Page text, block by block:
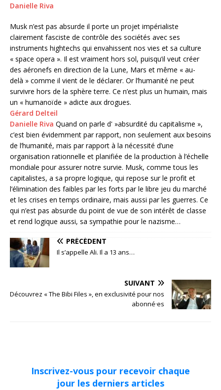
Danielle Riva
Musk n’est pas absurde il porte un projet impérialiste
clairement fasciste de contrôle des sociétés avec ses
instruments hightechs qui envahissent nos vies et sa culture
« space opera ». Il est vraiment hors sol, puisqu’il veut créer
des aéronefs en direction de la Lune, Mars et même « au-
delà » comme il vient de le déclarer. Or l’humanité ne peut
survivre hors de la sphère terre. Ce n’est plus un humain, mais
un « humanoïde » adicte aux drogues.
Gérard Delteil
Danielle Riva Quand on parle d' »absurdité du capitalisme »,
c’est bien évidemment par rapport, non seulement aux besoins
de l’humanité, mais par rapport à la nécessité d’une
organisation rationnelle et planifiée de la production à l’échelle
mondiale pour assurer notre survie. Musk, comme tous les
capitalistes, a sa propre logique, qui repose sur le profit et
l’élimination des faibles par les forts par le libre jeu du marché
et les crises en temps ordinaire, mais aussi par les guerres. Ce
qui n’est pas absurde du point de vue de son intérêt de classe
et rend logique aussi, sa sympathie pour le nazisme…
PRÉCÉDENT
Il s’appelle Ali. Il a 13 ans…
SUIVANT
Découvrez « The Bibi Files », en exclusivité pour nos
abonné·es
Inscrivez-vous pour recevoir chaque
jour les derniers articles